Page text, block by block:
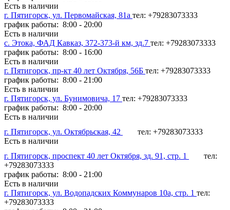
Есть в наличии
г. Пятигорск, ул. Первомайская, 81а тел: +79283073333
график работы: 8:00 - 20:00
Есть в наличии
с. Этока, ФАД Кавказ, 372-373-й км, зд.7 тел: +79283073333
график работы: 8:00 - 16:00
Есть в наличии
г. Пятигорск, пр-кт 40 лет Октября, 56Б тел: +79283073333
график работы: 8:00 - 21:00
Есть в наличии
г. Пятигорск, ул. Бунимовича, 17 тел: +79283073333
график работы: 8:00 - 20:00
Есть в наличии
г. Пятигорск, ул. Октябрьская, 42
тел: +79283073333
Есть в наличии
г. Пятигорск, проспект 40 лет Октября, зд. 91, стр. 1
тел:
+79283073333
график работы: 8:00 - 21:00
Есть в наличии
г. Пятигорск, ул. Водопадских Коммунаров 10а, стр. 1 тел:
+79283073333